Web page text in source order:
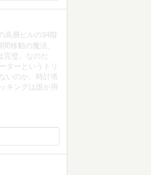
高層ビルの34階
移動の魔法、
完璧。なのだ
ターというトリ
いのか。時計塔
キングは誰が用